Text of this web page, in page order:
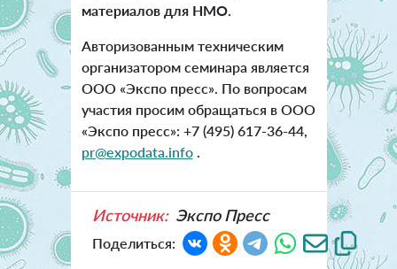
материалов для НМО.
Авторизованным техническим
организатором семинара является
ООО «Экспо пресс». По вопросам
участия просим обращаться в ООО
«Экспо пресс»: +7 (495) 617-36-44,
pr@expodata.info.
Источник: Экспо Пресс
Поделиться: